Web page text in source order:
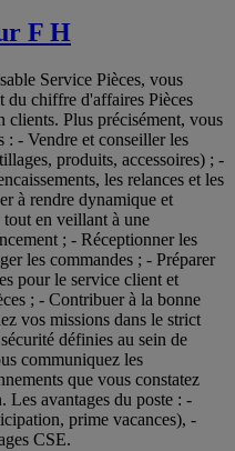
F H
Service Pièces, vous
du chiffre d'affaires Pièces
clients. Plus précisément, vous
: - Vendre et conseiller les
produits, accessoires) ; -
les relances et les
à rendre dynamique et
en veillant à une
; - Réceptionner les
les commandes ; - Préparer
pour le service client et
; - Contribuer à la bonne
vos missions dans le strict
définies au sein de
communiquez les
que vous constatez
Les avantages du poste : -
prime vacances), -
CSE.